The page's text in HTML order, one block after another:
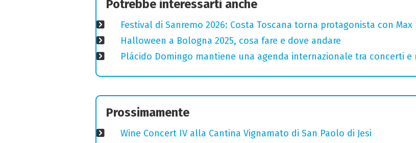
Potrebbe interessarti anche
Festival di Sanremo 2026: Costa Toscana torna protagonista con Max
Halloween a Bologna 2025, cosa fare e dove andare
Plácido Domingo mantiene una agenda internazionale tra concerti e
Prossimamente
Wine Concert IV alla Cantina Vignamato di San Paolo di Jesi